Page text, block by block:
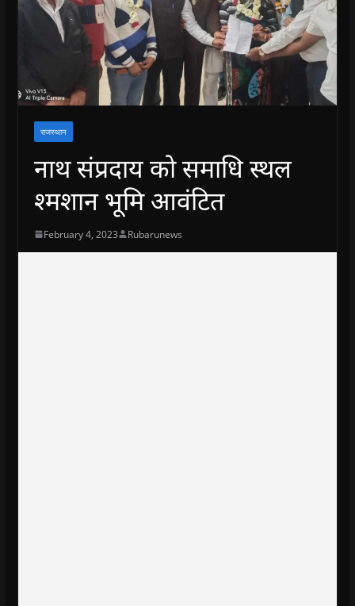
राजस्थान
नाथ संप्रदाय को समाधि स्थल
श्मशान भूमि आवंटित
February 4, 2023 Rubarunews